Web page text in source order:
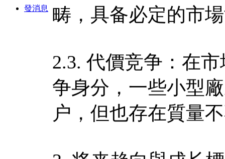
發消息
畴，具备必定的市
2.3. 代價竞争：在
争身分，一些小型
户，但也存在質量